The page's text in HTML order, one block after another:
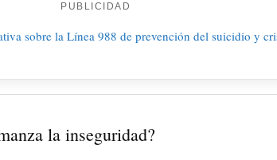
PUBLICIDAD
la inseguridad?